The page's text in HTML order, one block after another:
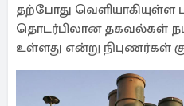
தற்போது வெளியாகியுள்ள
தொடர்பிலான தகவல்கள்
உள்ளது என்று நிபுணர்கள்